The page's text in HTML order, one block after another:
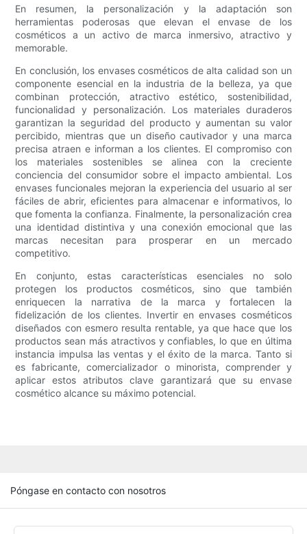
En resumen, la personalización y la adaptación son
herramientas poderosas que elevan el envase de los
cosméticos a un activo de marca inmersivo, atractivo y
memorable.
En conclusión, los envases cosméticos de alta calidad son un
componente esencial en la industria de la belleza, ya que
combinan protección, atractivo estético, sostenibilidad,
funcionalidad y personalización. Los materiales duraderos
garantizan la seguridad del producto y aumentan su valor
percibido, mientras que un diseño cautivador y una marca
precisa atraen e informan a los clientes. El compromiso con
los materiales sostenibles se alinea con la creciente
conciencia del consumidor sobre el impacto ambiental. Los
envases funcionales mejoran la experiencia del usuario al ser
fáciles de abrir, eficientes para almacenar e informativos, lo
que fomenta la confianza. Finalmente, la personalización crea
una identidad distintiva y una conexión emocional que las
marcas necesitan para prosperar en un mercado
competitivo.
En conjunto, estas características esenciales no solo
protegen los productos cosméticos, sino que también
enriquecen la narrativa de la marca y fortalecen la
fidelización de los clientes. Invertir en envases cosméticos
diseñados con esmero resulta rentable, ya que hace que los
productos sean más atractivos y confiables, lo que en última
instancia impulsa las ventas y el éxito de la marca. Tanto si
es fabricante, comercializador o minorista, comprender y
aplicar estos atributos clave garantizará que su envase
cosmético alcance su máximo potencial.
Póngase en contacto con nosotros